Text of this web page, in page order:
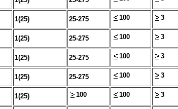
1(25) 25-275 100 3
1(25) 25-275 100 3
1(25) 25-275 100 3
1(25) 25-275 100 3
1(25) 100 100 3